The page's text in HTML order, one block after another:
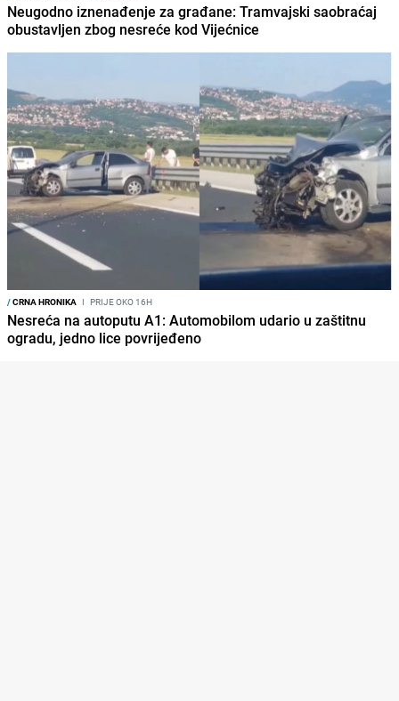
Neugodno iznenađenje za građane: Tramvajski saobraćaj
obustavljen zbog nesreće kod Vijećnice
/CRNA HRONIKA I PRIJE OKO 16H
Nesreća na autoputu A1: Automobilom udario u zaštitnu
ogradu, jedno lice povrijeđeno